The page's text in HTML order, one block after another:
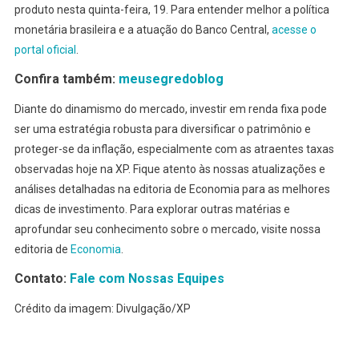
produto nesta quinta-feira, 19. Para entender melhor a política
monetária brasileira e a atuação do Banco Central, acesse o
portal oficial
Confira também: meusegredoblog
Diante do dinamismo do mercado, investir em renda fixa pode
ser uma estratégia robusta para diversificar o patrimônio e
proteger-se da inflação, especialmente com as atraentes taxas
observadas hoje na XP. Fique atento às nossas atualizações e
análises detalhadas na editoria de Economia para as melhores
dicas de investimento. Para explorar outras matérias e
aprofundar seu conhecimento sobre o mercado, visite nossa
editoria de Economia
Contato: Fale com Nossas Equipes
Crédito da imagem: Divulgação/XP